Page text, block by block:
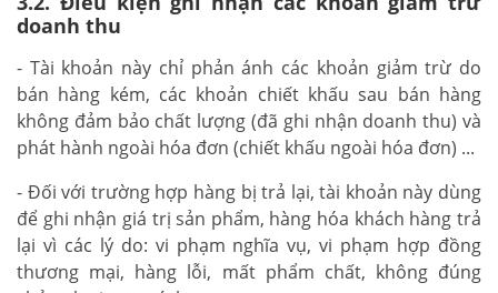
doanh thu
- Tài khoản này chỉ phản ánh các khoản giảm trừ do
bán hàng kém, các khoản chiết khấu sau bán hàng
không đảm bảo chất lượng (đã ghi nhận doanh thu) và
phát hành ngoài hóa đơn (chiết khấu ngoài hóa đơn) ...
- Đối với trường hợp hàng bị trả lại, tài khoản này dùng
để ghi nhận giá trị sản phẩm, hàng hóa khách hàng trả
lại vì các lý do: vi phạm nghĩa vụ, vi phạm hợp đồng
thương mại, hàng lỗi, mất phẩm chất, không đúng